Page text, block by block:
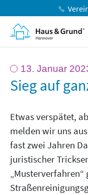
13. Januar
Sieg auf
Etwas verspätet,
melden wir uns
fast zwei Jahren
juristischer
„Musterverfahren“